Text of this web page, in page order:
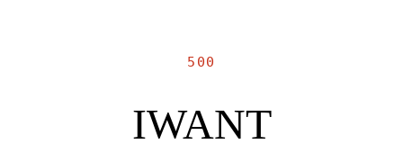
500
IWANT